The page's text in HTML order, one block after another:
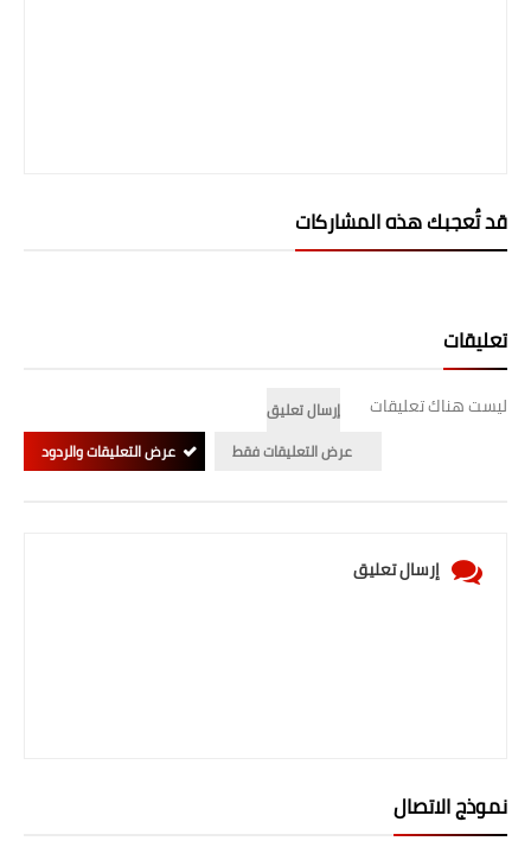
قد تُعجبك هذه المشاركات
تعليقات
ليست هناك تعليقات
إرسال تعليق
عرض التعليقات فقط
عرض التعليقات والردود
إرسال تعليق
نموذج الاتصال